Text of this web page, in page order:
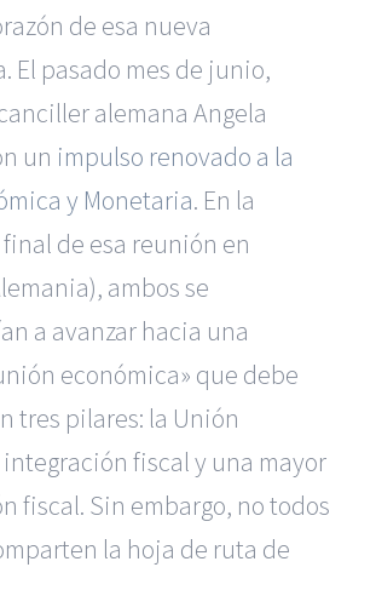
de esa nueva
El pasado mes de junio,
alemana Angela
un impulso renovado a la
y Monetaria. En la
de esa reunión en
ambos se
a avanzar hacia una
económica» que debe
tres pilares: la Unión
fiscal y una mayor
fiscal. Sin embargo, no todos
la hoja de ruta de